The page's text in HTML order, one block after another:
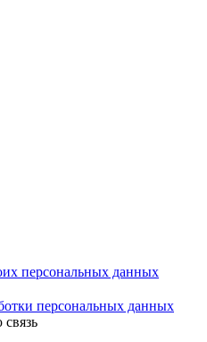
персональных данных
персональных данных